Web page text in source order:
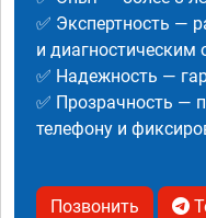
✅ Экспертность —
и диагностическим
✅ Надежность —
✅ Прозрачность —
телефону и
Позвонить